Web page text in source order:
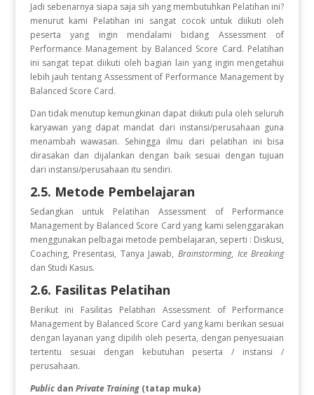
Jadi sebenarnya siapa saja sih yang membutuhkan Pelatihan ini?
menurut kami Pelatihan ini sangat cocok untuk diikuti oleh
peserta yang ingin mendalami bidang Assessment of
Performance Management by Balanced Score Card. Pelatihan
ini sangat tepat diikuti oleh bagian lain yang ingin mengetahui
lebih jauh tentang Assessment of Performance Management by
Balanced Score Card.
Dan tidak menutup kemungkinan dapat diikuti pula oleh seluruh
karyawan yang dapat mandat dari instansi/perusahaan guna
menambah wawasan. Sehingga ilmu dari pelatihan ini bisa
dirasakan dan dijalankan dengan baik sesuai dengan tujuan
dari instansi/perusahaan itu sendiri.
2.5. Metode Pembelajaran
Sedangkan untuk Pelatihan Assessment of Performance
Management by Balanced Score Card yang kami selenggarakan
menggunakan pelbagai metode pembelajaran, seperti : Diskusi,
Coaching, Presentasi, Tanya Jawab,Brainstorming, Ice Breaking
dan Studi Kasus.
2.6. Fasilitas Pelatihan
Berikut ini Fasilitas Pelatihan Assessment of Performance
Management by Balanced Score Card yang kami berikan sesuai
dengan layanan yang dipilih oleh peserta, dengan penyesuaian
tertentu sesuai dengan kebutuhan peserta / instansi /
perusahaan.
Publicdan Private Training (tatap muka)